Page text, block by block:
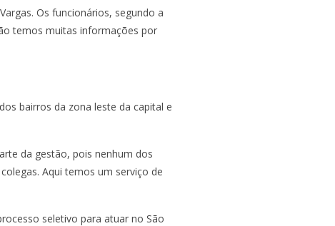
Os funcionários, segundo a
temos muitas informações por
bairros da zona leste da capital e
da gestão, pois nenhum dos
Aqui temos um serviço de
seletivo para atuar no São